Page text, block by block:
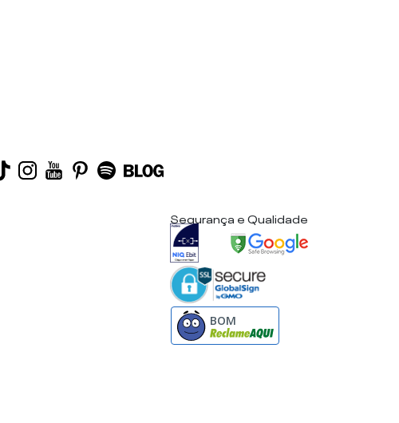
Segurança e Qualidade
BOM